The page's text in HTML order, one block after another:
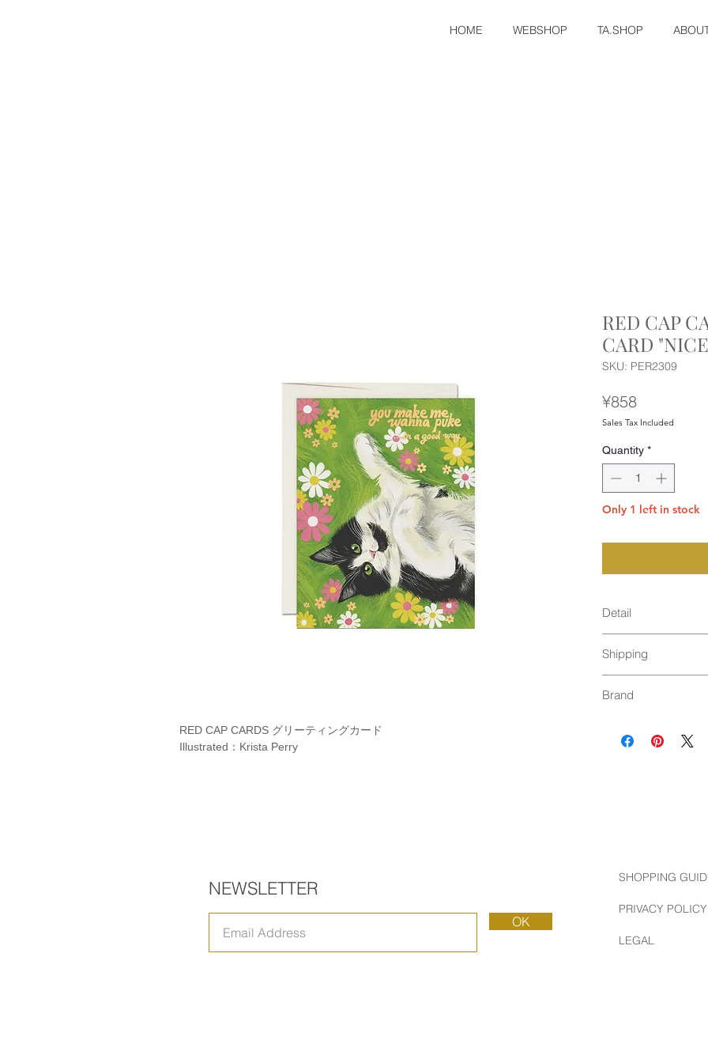
HOME WEBSHOP TA.SHOP
RED CAP CARDS グリーティングカード
Illustrated：Krista Perry
RED CAP
CARD
SKU: PER2309
¥858Price
Sales Tax Included
Quantity *
Only 1 left in stock
Detail
material：Printed
recycled paper
recycled clear
Shipping
Brand
2005年にカリフォ
さしく高品質な製品
れています。
NEWSLETTER
OK
SHOPPING
PRIVACY POLICY
LEGAL